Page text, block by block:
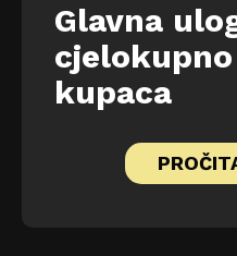
Glavna
kupaca